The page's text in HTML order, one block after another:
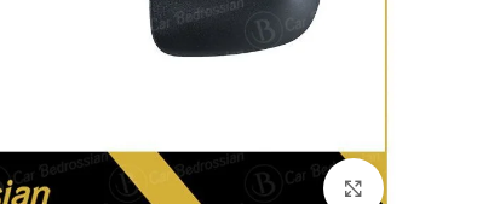
Click to enlarge